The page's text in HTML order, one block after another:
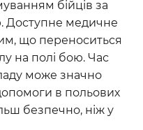
бійців за
Доступне медичне
що переноситься
на полі бою. Час
може значно
в польових
безпечно, ніж у